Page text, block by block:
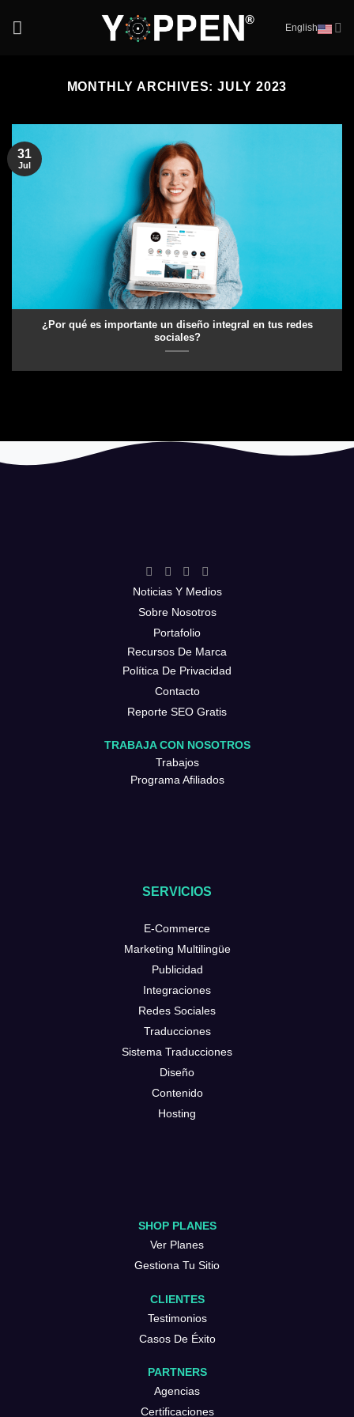
English
MONTHLY ARCHIVES:JULY 2023
¿Por qué es importante un diseño integral en tus redes
sociales?
31
Jul
Noticias Y Medios
Sobre Nosotros
Portafolio
Recursos De Marca
Política De Privacidad
Contacto
Reporte SEO Gratis
TRABAJA CON NOSOTROS
Trabajos
Programa Afiliados
SERVICIOS
E-Commerce
Marketing Multilingüe
Publicidad
Integraciones
Redes Sociales
Traducciones
Sistema Traducciones
Diseño
Contenido
Hosting
SHOP PLANES
Ver Planes
Gestiona Tu Sitio
CLIENTES
Testimonios
Casos De Éxito
PARTNERS
Agencias
Certificaciones